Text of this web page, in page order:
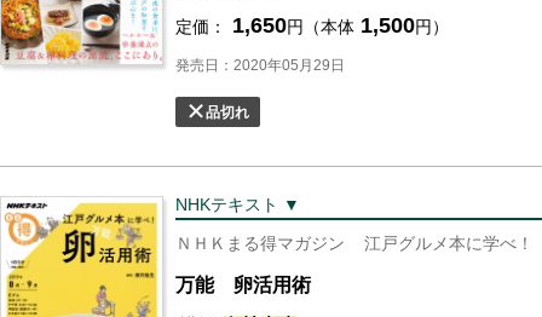
定価： 1,650円（本体 1,500円）
発売日：2020年05月29日
品切れ
NHKテキスト ▼
ＮＨＫまる得マガジン
江戸グルメ本に学べ！
万能 卵活用術